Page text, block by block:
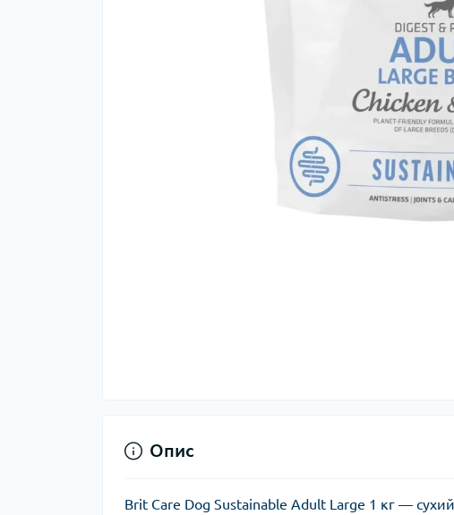
Опис
Brit Care Dog Sustainable Adult Large 1 кг —